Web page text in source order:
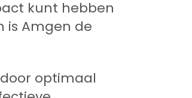
kunt hebben
is Amgen de
optimaal